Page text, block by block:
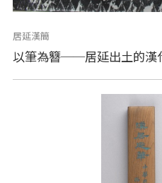
居延漢簡
以筆為簪──居延出土的漢